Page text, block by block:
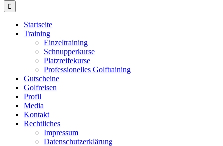
nach:
Startseite
Training
Einzeltraining
Schnupperkurse
Platzreifekurse
Professionelles Golftraining
Gutscheine
Golfreisen
Profil
Media
Kontakt
Rechtliches
Impressum
Datenschutzerklärung